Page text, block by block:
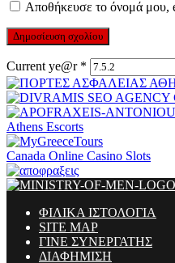
Αποθήκευσε το όνομά μου,
Current ye@r *
Athens Escorts
Canada Online Casino Slots
ΦΙΛΙΚΑ ΙΣΤΟΛΟΓΙΑ
SITE MAP
ΓΙΝΕ ΣΥΝΕΡΓΑΤΗΣ
ΔΙΑΦΗΜΙΣΗ